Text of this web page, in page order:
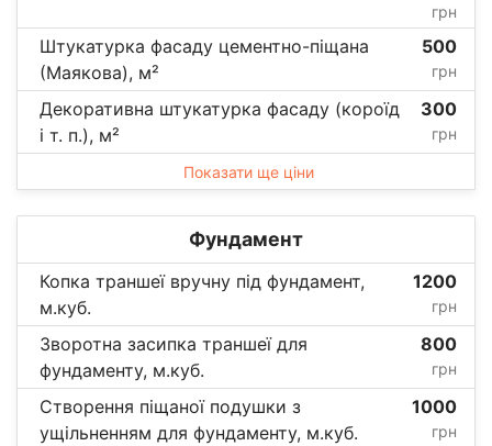
грн
Штукатурка фасаду цементно-піщана
(Маякова), м²
500
грн
Декоративна штукатурка фасаду (короїд
і т. п.), м²
300
грн
Показати ще ціни
Фундамент
Копка траншеї вручну під фундамент,
м.куб.
1200
грн
Зворотна засипка траншеї для
фундаменту, м.куб.
800
грн
Створення піщаної подушки з
ущільненням для фундаменту, м.куб.
1000
грн